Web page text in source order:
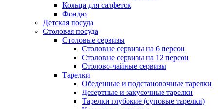
Кольца для салфеток
Фондю
Детская посуда
Столовая посуда
Столовые сервизы
Столовые сервизы на 6 персон
Столовые сервизы на 12 персон
Столово-чайные сервизы
Тарелки
Обеденные и подстановочные тарелки
Десертные и закусочные тарелки
Тарелки глубокие (суповые тарелки)